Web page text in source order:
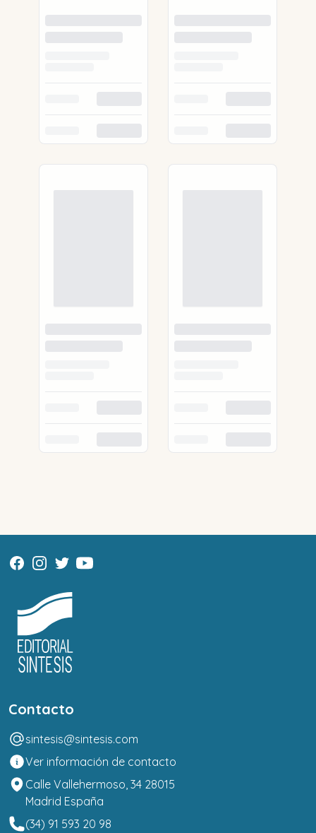
Contacto
sintesis@sintesis.com
Ver información de contacto
Calle Vallehermoso, 34 28015
Madrid España
(34) 91 593 20 98